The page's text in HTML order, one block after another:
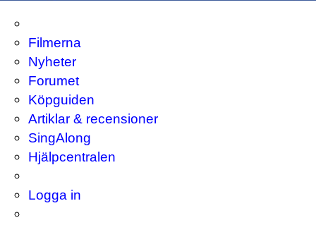
Filmerna
Nyheter
Forumet
Köpguiden
Artiklar & recensioner
SingAlong
Hjälpcentralen
Logga in